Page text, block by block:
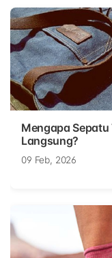
Mengapa
Langsung?
09 Feb, 2026